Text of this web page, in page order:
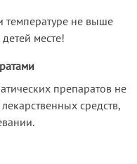
температуре не выше
месте!
препаратов не
средств,